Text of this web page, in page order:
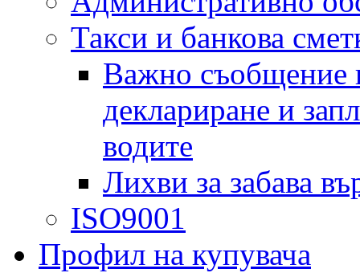
Такси и банкова
Важно съобщение
деклариране и
водите
Лихви за забава
ISO9001
Профил на купувача